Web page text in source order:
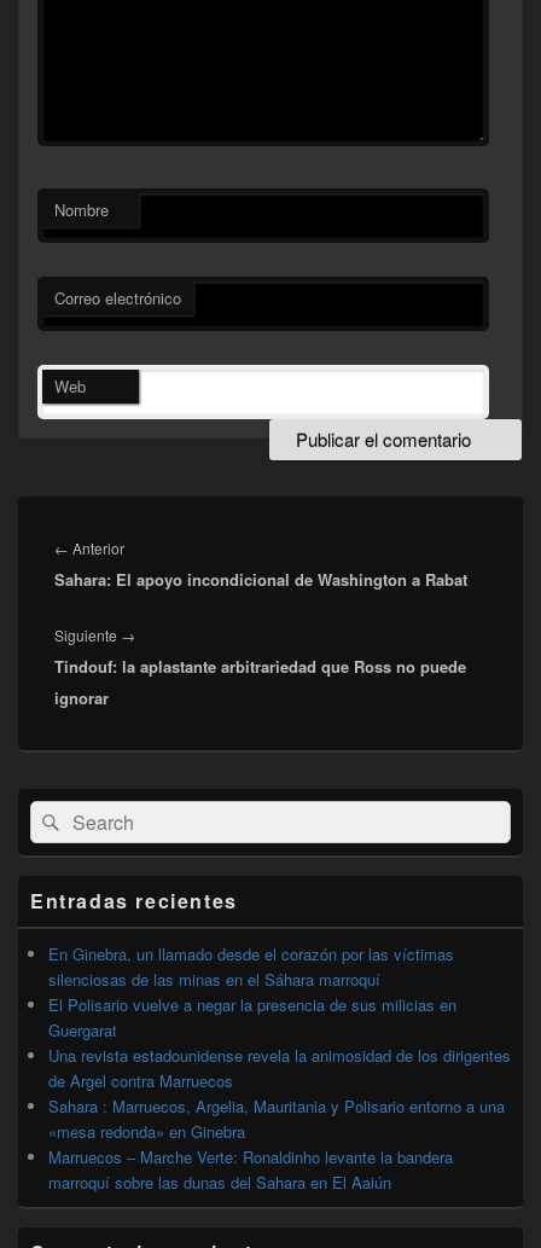
Nombre
Correo electrónico
Web
de
entradas
← AnteriorEntrada
anterior:
Sahara: El apoyo incondicional de Washington a Rabat
Siguiente →
siguiente:
Tindouf: la aplastante arbitrariedad que Ross no puede
ignorar
El
área
de
widget
lateral
primaria
Buscar
por:
Buscar
Entradas recientes
En Ginebra, un llamado desde el corazón por las víctimas
silenciosas de las minas en el Sáhara marroquí
El Polisario vuelve a negar la presencia de sus milicias en
Guergarat
Una revista estadounidense revela la animosidad de los dirigentes
de Argel contra Marruecos
Sahara : Marruecos, Argelia, Mauritania y Polisario entorno a una
«mesa redonda» en Ginebra
Marruecos – Marche Verte: Ronaldinho levante la bandera
marroquí sobre las dunas del Sahara en El Aaiún